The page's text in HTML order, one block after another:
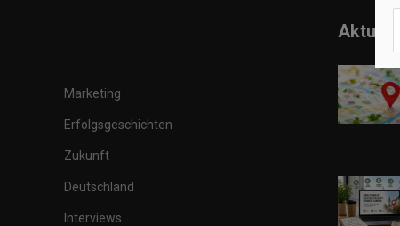
Marketing
Erfolgsgeschichten
Zukunft
Deutschland
Interviews
Aktuell